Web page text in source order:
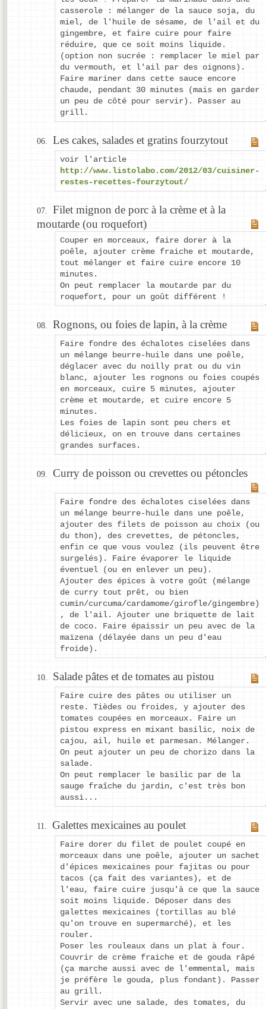
casserole : mélanger de la sauce soja, du
miel, de l'huile de sésame, de l'ail et du
gingembre, et faire cuire pour faire
réduire, que ce soit moins liquide.
(option non sucrée : remplacer le miel par
du vermouth, et l'ail par des oignons).
Faire mariner dans cette sauce encore
chaude, pendant 30 minutes (mais en garder
un peu de côté pour servir). Passer au
grill.
Les cakes, salades et gratins fourzytout
voir l'article
http://www.listolabo.com/2012/03/cuisiner-
restes-recettes-fourzytout/
Filet mignon de porc à la crème et à la
moutarde (ou roquefort)
Couper en morceaux, faire dorer à la
poêle, ajouter crème fraiche et moutarde,
tout mélanger et faire cuire encore 10
minutes.
On peut remplacer la moutarde par du
roquefort, pour un goût différent !
Rognons, ou foies de lapin, à la crème
Faire fondre des échalotes ciselées dans
un mélange beurre-huile dans une poêle,
déglacer avec du noilly prat ou du vin
blanc, ajouter les rognons ou foies coupés
en morceaux, cuire 5 minutes, ajouter
crème et moutarde, et cuire encore 5
minutes.
Les foies de lapin sont peu chers et
délicieux, on en trouve dans certaines
grandes surfaces.
Curry de poisson ou crevettes ou pétoncles
Faire fondre des échalotes ciselées dans
un mélange beurre-huile dans une poêle,
ajouter des filets de poisson au choix (ou
du thon), des crevettes, de pétoncles,
enfin ce que vous voulez (ils peuvent être
surgelés). Faire évaporer le liquide
éventuel (ou en enlever un peu).
Ajouter des épices à votre goût (mélange
de curry tout prêt, ou bien
cumin/curcuma/cardamome/girofle/gingembre)
, de l'ail. Ajouter une briquette de lait
de coco. Faire épaissir un peu avec de la
maïzena (délayée dans un peu d'eau
froide).
Salade pâtes et de tomates au pistou
Faire cuire des pâtes ou utiliser un
reste. Tièdes ou froides, y ajouter des
tomates coupées en morceaux. Faire un
pistou express en mixant basilic, noix de
cajou, ail, huile et parmesan. Mélanger.
On peut ajouter un peu de chorizo dans la
salade.
On peut remplacer le basilic par de la
sauge fraîche du jardin, c'est très bon
aussi...
Galettes mexicaines au poulet
Faire dorer du filet de poulet coupé en
morceaux dans une poêle, ajouter un sachet
d'épices mexicaines pour fajitas ou pour
tacos (ça fait des variantes), et de
l'eau, faire cuire jusqu'à ce que la sauce
soit moins liquide. Déposer dans des
galettes mexicaines (tortillas au blé
qu'on trouve en supermarché), et les
rouler.
Poser les rouleaux dans un plat à four.
Couvrir de crème fraiche et de gouda râpé
(ça marche aussi avec de l'emmental, mais
je préfère le gouda, plus fondant). Passer
au grill.
Servir avec une salade, des tomates, du